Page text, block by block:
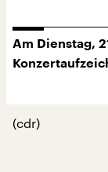
Am Dienstag,
(cdr)